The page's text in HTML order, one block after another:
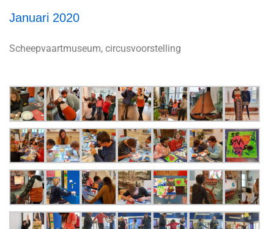
Januari 2020
Scheepvaartmuseum, circusvoorstelling